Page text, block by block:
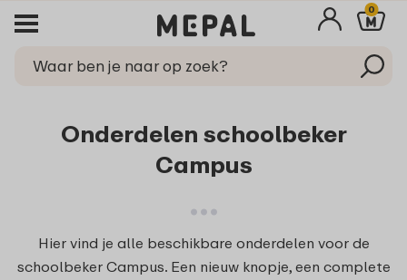
0
Onderdelen schoolbeker
Campus
Hier vind je alle beschikbare onderdelen voor de
schoolbeker Campus. Een nieuw knopje, een complete